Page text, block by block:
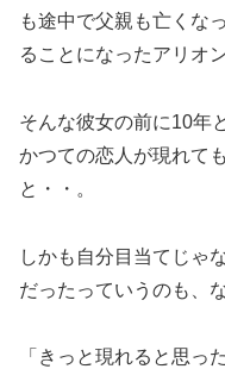
も途中で父親も亡くな
ることになったアリオン
そんな彼女の前に10年
かつての恋人が現れて
と・・。
しかも自分目当てじゃ
だったっていうのも、
「きっと現れると思っ